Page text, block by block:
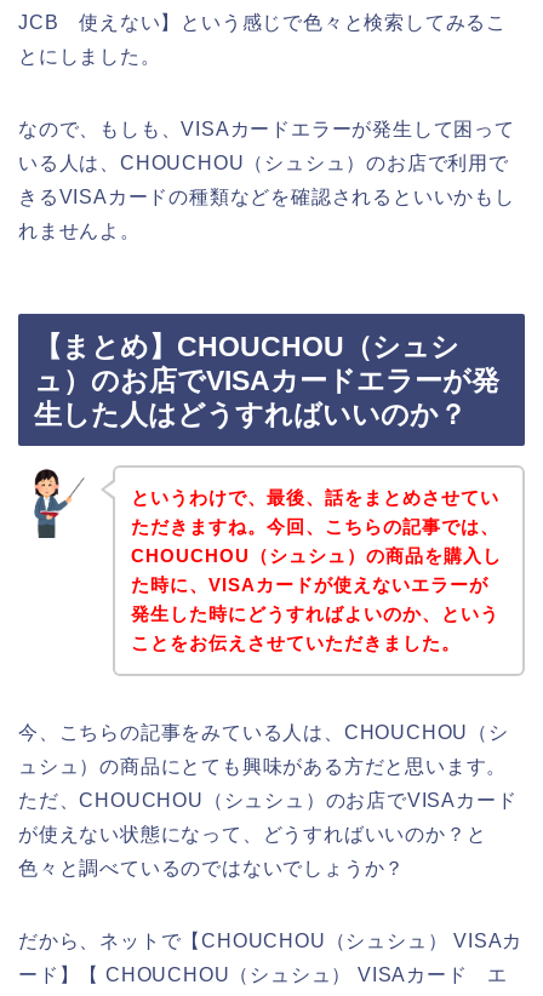
JCB 使えない】という感じで色々と検索してみるこ
とにしました。
なので、もしも、VISAカードエラーが発生して困って
いる人は、CHOUCHOU（シュシュ）のお店で利用で
きるVISAカードの種類などを確認されるといいかもし
れませんよ。
【まとめ】CHOUCHOU（シュシ
ュ）のお店でVISAカードエラーが発
生した人はどうすればいいのか？
というわけで、最後、話をまとめさせてい
ただきますね。今回、こちらの記事では、
CHOUCHOU（シュシュ）の商品を購入し
た時に、VISAカードが使えないエラーが
発生した時にどうすればよいのか、という
ことをお伝えさせていただきました。
今、こちらの記事をみている人は、CHOUCHOU（シ
ュシュ）の商品にとても興味がある方だと思います。
ただ、CHOUCHOU（シュシュ）のお店でVISAカード
が使えない状態になって、どうすればいいのか？と
色々と調べているのではないでしょうか？
だから、ネットで【CHOUCHOU（シュシュ） VISAカ
ード】【 CHOUCHOU（シュシュ） VISAカード エ